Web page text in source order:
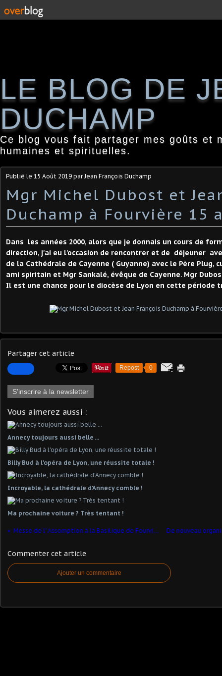
LE BLOG DE
DUCHAMP
Ce blog vous fait partager mes goûts et
humaines et spirituelles.
Publié le 15 Août 2019 par Jean François Duchamp
Mgr Michel Dubost et
Duchamp à Fourvière 15
Dans les années 2000, alors que je donnais un cours de
direction, j'ai eu l'occasion de rencontrer et de déjeuner
de la Cathédrale de Cayenne ( Guyanne) avec le Père Plug,
ami spiritain et Mgr Sankalé, évêque de Cayenne. Mgr
Il est une chance pour le diocèse de Lyon en cette période
Partager cet article
Repost 0
S'inscrire à la newsletter
Vous aimerez aussi :
Annecy toujours aussi belle ...
Billy Bud à l'opéra de Lyon, une réussite totale !
Incroyable, la cathédrale d'Annecy comble !
Ma prochaine voiture ? Très tentant !
Messe de l' Assomption à la Basilique de Fourvière 15 Août 2019
Commenter cet article
Ajouter un commentaire